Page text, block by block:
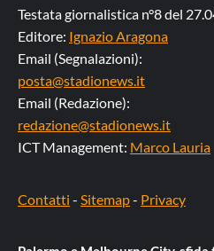
Testata giornalistica n°8 del
Editore: Ignazio Aragona
Email (Segnalazioni):
posta@stadionews.it
Email (Redazione):
redazione@stadionews.it
ICT Management: Marco Lauria
Contatti - Sitemap- Privacy